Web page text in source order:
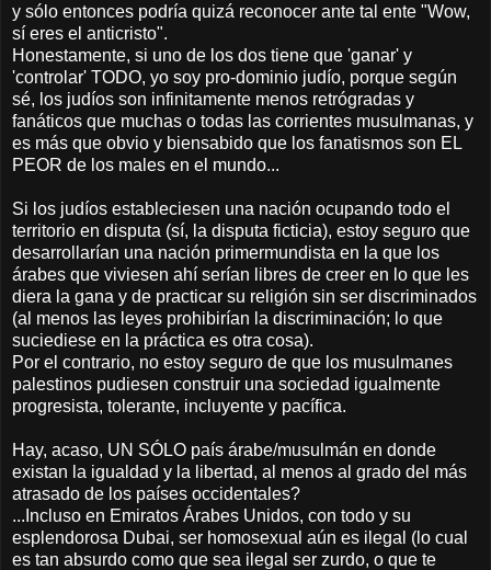
y sólo entonces podría quizá reconocer ante tal ente "Wow,
sí eres el anticristo".
Honestamente, si uno de los dos tiene que 'ganar' y
'controlar' TODO, yo soy pro-dominio judío, porque según
sé, los judíos son infinitamente menos retrógradas y
fanáticos que muchas o todas las corrientes musulmanas, y
es más que obvio y biensabido que los fanatismos son EL
PEOR de los males en el mundo...
Si los judíos estableciesen una nación ocupando todo el
territorio en disputa (sí, la disputa ficticia), estoy seguro que
desarrollarían una nación primermundista en la que los
árabes que viviesen ahí serían libres de creer en lo que les
diera la gana y de practicar su religión sin ser discriminados
(al menos las leyes prohibirían la discriminación; lo que
suciediese en la práctica es otra cosa).
Por el contrario, no estoy seguro de que los musulmanes
palestinos pudiesen construir una sociedad igualmente
progresista, tolerante, incluyente y pacífica.
Hay, acaso, UN SÓLO país árabe/musulmán en donde
existan la igualdad y la libertad, al menos al grado del más
atrasado de los países occidentales?
...Incluso en Emiratos Árabes Unidos, con todo y su
esplendorosa Dubai, ser homosexual aún es ilegal (lo cual
es tan absurdo como que sea ilegal ser zurdo, o que te